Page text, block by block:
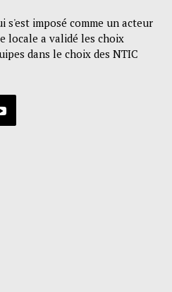
s'est imposé comme un acteur
locale a validé les choix
dans le choix des NTIC